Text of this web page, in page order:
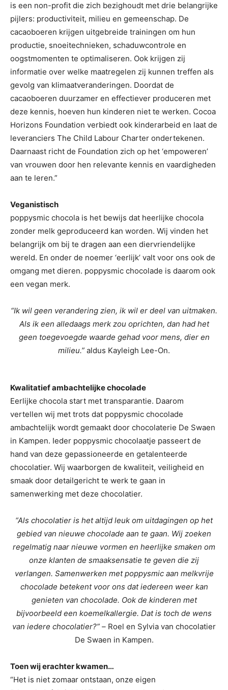
is een non-profit die zich bezighoudt met drie belangrijke
pijlers: productiviteit, milieu en gemeenschap. De
cacaoboeren krijgen uitgebreide trainingen om hun
productie, snoeitechnieken, schaduwcontrole en
oogstmomenten te optimaliseren. Ook krijgen zij
informatie over welke maatregelen zij kunnen treffen als
gevolg van klimaatveranderingen. Doordat de
cacaoboeren duurzamer en effectiever produceren met
deze kennis, hoeven hun kinderen niet te werken. Cocoa
Horizons Foundation verbiedt ook kinderarbeid en laat de
leveranciers The Child Labour Charter ondertekenen.
Daarnaast richt de Foundation zich op het ‘empoweren’
van vrouwen door hen relevante kennis en vaardigheden
aan te leren.”
Veganistisch
poppysmic chocola is het bewijs dat heerlijke chocola
zonder melk geproduceerd kan worden. Wij vinden het
belangrijk om bij te dragen aan een diervriendelijke
wereld. En onder de noemer ‘eerlijk’ valt voor ons ook de
omgang met dieren. poppysmic chocolade is daarom ook
een vegan merk.
“Ik wil geen verandering zien, ik wil er deel van uitmaken.
Als ik een alledaags merk zou oprichten, dan had het
geen toegevoegde waarde gehad voor mens, dier en
milieu.” aldus Kayleigh Lee-On.
Kwalitatief ambachtelijke chocolade
Eerlijke chocola start met transparantie. Daarom
vertellen wij met trots dat poppysmic chocolade
ambachtelijk wordt gemaakt door chocolaterie De Swaen
in Kampen. Ieder poppysmic chocolaatje passeert de
hand van deze gepassioneerde en getalenteerde
chocolatier. Wij waarborgen de kwaliteit, veiligheid en
smaak door detailgericht te werk te gaan in
samenwerking met deze chocolatier.
“Als chocolatier is het altijd leuk om uitdagingen op het
gebied van nieuwe chocolade aan te gaan. Wij zoeken
regelmatig naar nieuwe vormen en heerlijke smaken om
onze klanten de smaaksensatie te geven die zij
verlangen. Samenwerken met poppysmic aan melkvrije
chocolade betekent voor ons dat iedereen weer kan
genieten van chocolade. Ook de kinderen met
bijvoorbeeld een koemelkallergie. Dat is toch de wens
van iedere chocolatier?” – Roel en Sylvia van chocolatier
De Swaen in Kampen.
Toen wij erachter kwamen…
“Het is niet zomaar ontstaan, onze eigen